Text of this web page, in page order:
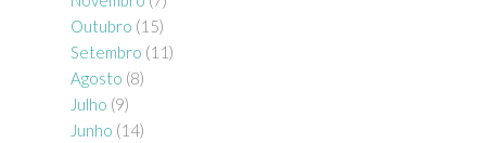
Outubro (15)
Setembro (11)
Agosto (8)
Julho (9)
Junho (14)